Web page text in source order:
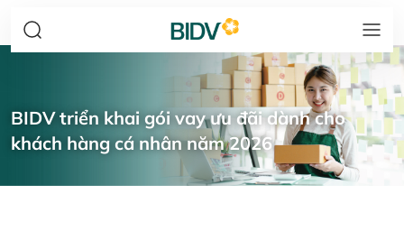
BIDV triển khai gói vay ưu đãi dành cho
khách hàng cá nhân năm 2026